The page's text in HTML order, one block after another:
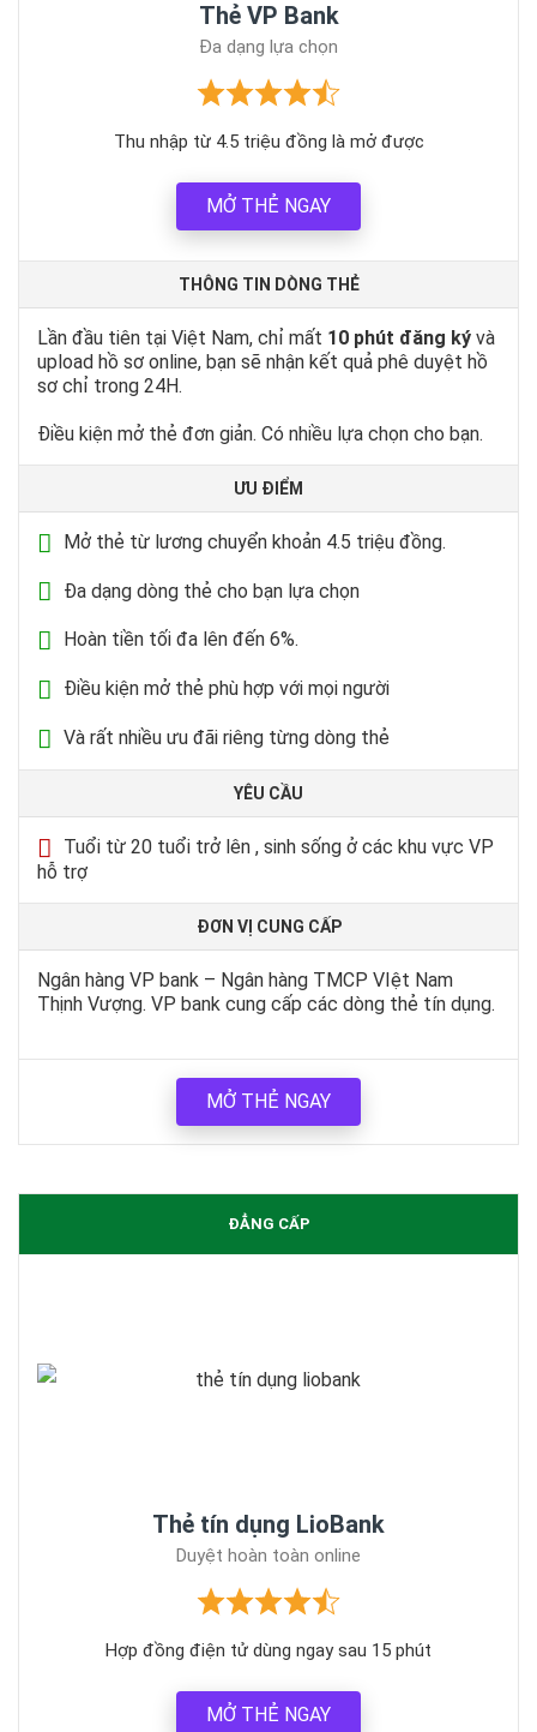
Thẻ VP Bank
Đa dạng lựa chọn
Thu nhập từ 4.5 triệu đồng là mở được
MỞ THẺ NGAY
THÔNG TIN DÒNG THẺ
Lần đầu tiên tại Việt Nam, chỉ mất 10 phút đăng ký và
upload hồ sơ online, bạn sẽ nhận kết quả phê duyệt hồ
sơ chỉ trong 24H.
Điều kiện mở thẻ đơn giản. Có nhiều lựa chọn cho bạn.
ƯU ĐIỂM
Mở thẻ từ lương chuyển khoản 4.5 triệu đồng.
Đa dạng dòng thẻ cho bạn lựa chọn
Hoàn tiền tối đa lên đến 6%.
Điều kiện mở thẻ phù hợp với mọi người
Và rất nhiều ưu đãi riêng từng dòng thẻ
YÊU CẦU
Tuổi từ 20 tuổi trở lên , sinh sống ở các khu vực VP
hỗ trợ
ĐƠN VỊ CUNG CẤP
Ngân hàng VP bank – Ngân hàng TMCP VIệt Nam
Thịnh Vượng. VP bank cung cấp các dòng thẻ tín dụng.
MỞ THẺ NGAY
ĐẲNG CẤP
Thẻ tín dụng LioBank
Duyệt hoàn toàn online
Hợp đồng điện tử dùng ngay sau 15 phút
MỞ THẺ NGAY